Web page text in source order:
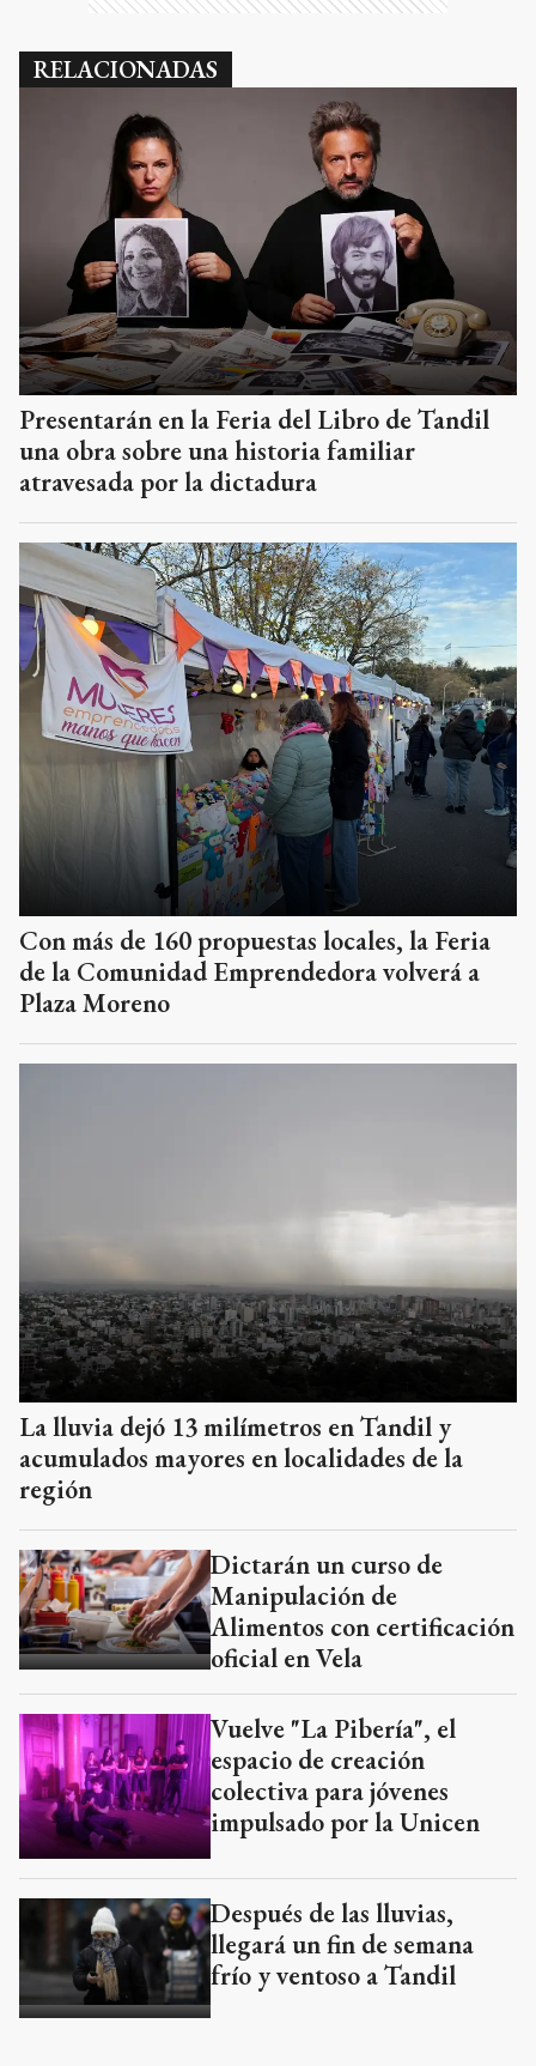
RELACIONADAS
Presentarán en la Feria del Libro de Tandil
una obra sobre una historia familiar
atravesada por la dictadura
Con más de 160 propuestas locales, la Feria
de la Comunidad Emprendedora volverá a
Plaza Moreno
La lluvia dejó 13 milímetros en Tandil y
acumulados mayores en localidades de la
región
Dictarán un curso de
Manipulación de
Alimentos con certificación
oficial en Vela
Vuelve "La Pibería", el
espacio de creación
colectiva para jóvenes
impulsado por la Unicen
Después de las lluvias,
llegará un fin de semana
frío y ventoso a Tandil